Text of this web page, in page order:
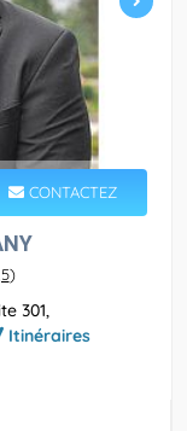
CONTACTEZ
)
301,
Itinéraires